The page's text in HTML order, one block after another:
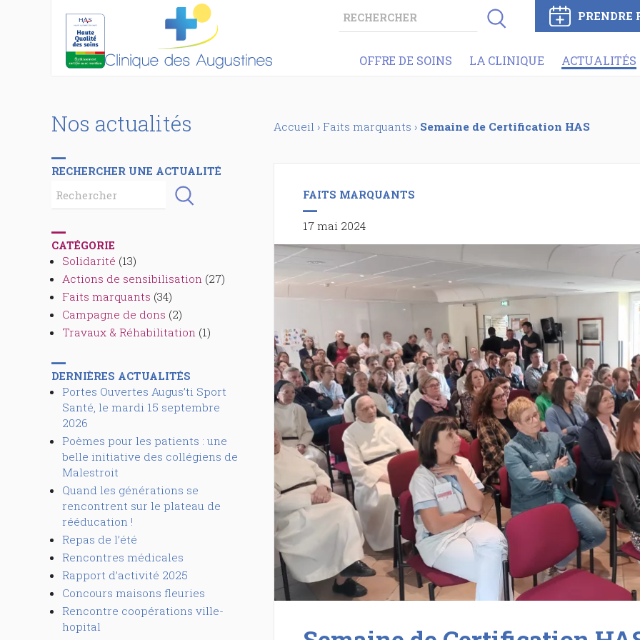
PRENDRE
OFFRE DE SOINS LA CLINIQUE ACTUALITÉS
Nos actualités
RECHERCHER UNE ACTUALITÉ
CATÉGORIE
Solidarité (13)
Actions de sensibilisation (27)
Faits marquants (34)
Campagne de dons (2)
Travaux & Réhabilitation (1)
DERNIÈRES ACTUALITÉS
Portes Ouvertes Augus’ti Sport
Santé, le mardi 15 septembre
2026
Poèmes pour les patients : une
belle initiative des collégiens de
Malestroit
Quand les générations se
rencontrent sur le plateau de
rééducation !
Repas de l’été
Rencontres médicales
Rapport d’activité 2025
Concours maisons fleuries
Rencontre coopérations ville-
hopital
Accueil › Faits marquants › Semaine de Certification HAS
FAITS MARQUANTS
17 mai 2024